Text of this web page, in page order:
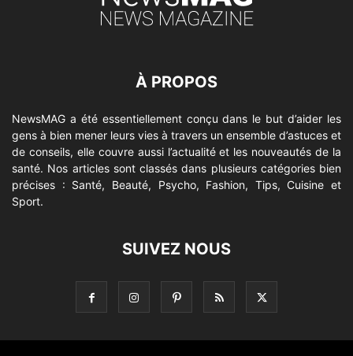
À PROPOS
NewsMAG a été essentiellement conçu dans le but d’aider les
gens à bien mener leurs vies à travers un ensemble d’astuces et
de conseils, elle couvre aussi l’actualité et les nouveautés de la
santé. Nos articles sont classés dans plusieurs catégories bien
précises : Santé, Beauté, Psycho, Fashion, Tips, Cuisine et
Sport.
SUIVEZ NOUS